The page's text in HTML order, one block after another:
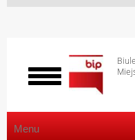
Włącz
menu
Menu